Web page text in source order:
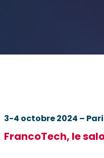
3-4 octobre 2024 –
FrancoTech, le